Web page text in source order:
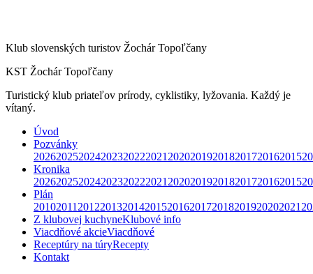
Klub slovenských turistov Žochár Topoľčany
KST Žochár Topoľčany
Turistický klub priateľov prírody, cyklistiky, lyžovania. Každý je
vítaný.
Úvod
Pozvánky
202620252024202320222021 202020192018201720162015
Kronika
202620252024202320222021 202020192018201720162015
Plán
20102011 2012201320142015201620172018201920202021
Z klubovej kuchyneKlubové info
Viacdňové akcieViacdňové
Receptúry na túryRecepty
Kontakt